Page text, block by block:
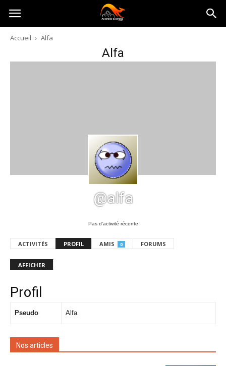
Australia-
australie.com
Accueil Alfa
Alfa
@alfa
Pas d’activité récente
ACTIVITÉS PROFIL AMIS 0 FORUMS
AFFICHER
Profil
Pseudo Alfa
Nos articles